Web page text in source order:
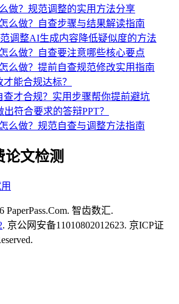
做？规范调整的实用方法分享
么做？自查步骤与结果解读指南
调整AI生成内容降低疑似度的方法
么做？自查要注意哪些核心要点
么做？提前自查规范修改实用指南
能合规达标？
查才合规？实用步骤帮你提前避坑
符合要求的答辩PPT？
么做？规范自查与调整方法指南
论文检测
PaperPass.Com. 智齿数汇.
. 京公网安备11010802012623. 京ICP证